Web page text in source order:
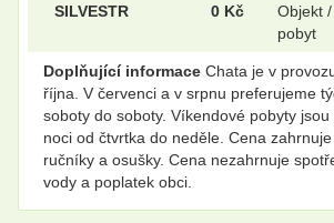
SILVESTR 0 Kč
Objekt /
pobyt
Doplňující informace Chata je v
října. V červenci a v srpnu preferujeme
soboty do soboty. Víkendové pobyty
noci od čtvrtka do neděle. Cena
ručníky a osušky. Cena nezahrnuje
vody a poplatek obci.